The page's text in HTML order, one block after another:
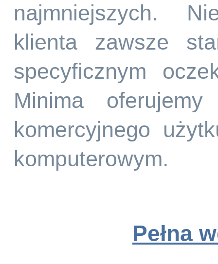
najmniejszych.
klienta zawsze
specyficznym
Minima
komercyjnego
komputerowym.
Pełna